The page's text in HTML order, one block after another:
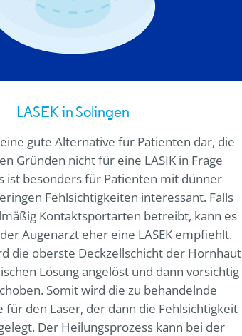
LASEK in Solingen
eine gute Alternative für Patienten dar, die
Gründen nicht für eine LASIK in Frage
ist besonders für Patienten mit dünner
Fehlsichtigkeiten interessant. Falls
Kontaktsportarten betreibt, kann es
Augenarzt eher eine LASEK empfiehlt.
die oberste Deckzellschicht der Hornhaut
Lösung angelöst und dann vorsichtig
Somit wird die zu behandelnde
für den Laser, der dann die Fehlsichtigkeit
Der Heilungsprozess kann bei der